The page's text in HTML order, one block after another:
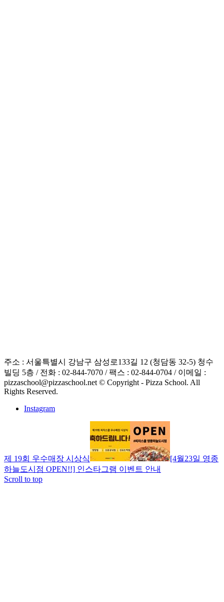
주소 : 서울특별시 강남구 삼성로133길 12 (청담동 32-5) 청수
빌딩 5층 / 전화 : 02-844-7070 / 팩스 : 02-844-0704 / 이메일 :
pizzaschool@pizzaschool.net © Copyright - Pizza School. All
Rights Reserved.
Instagram
제 19회 우수매장 시상식
[4월23일 영종
하늘도시점 OPEN!!] 인스타그램 이벤트 안내
Scroll to top